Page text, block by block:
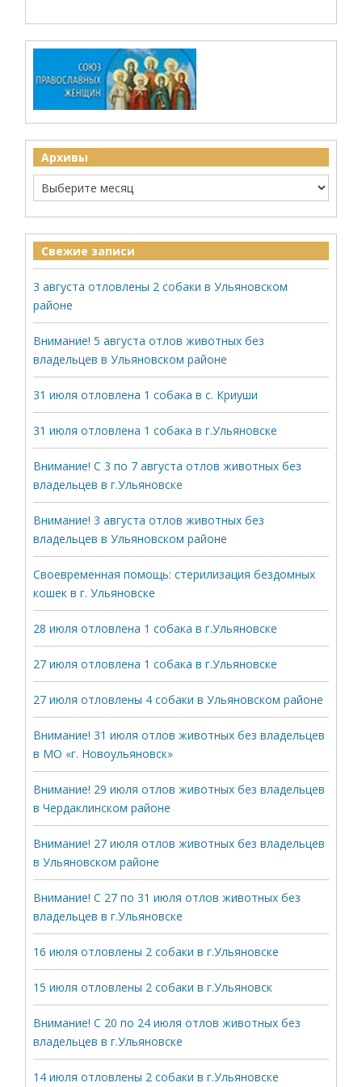
Архивы
Свежие записи
3 августа отловлены 2 собаки в Ульяновском
районе
Внимание! 5 августа отлов животных без
владельцев в Ульяновском районе
31 июля отловлена 1 собака в с. Криуши
31 июля отловлена 1 собака в г.Ульяновске
Внимание! С 3 по 7 августа отлов животных без
владельцев в г.Ульяновске
Внимание! 3 августа отлов животных без
владельцев в Ульяновском районе
Своевременная помощь: стерилизация бездомных
кошек в г. Ульяновске
28 июля отловлена 1 собака в г.Ульяновске
27 июля отловлена 1 собака в г.Ульяновске
27 июля отловлены 4 собаки в Ульяновском районе
Внимание! 31 июля отлов животных без владельцев
в МО «г. Новоульяновск»
Внимание! 29 июля отлов животных без владельцев
в Чердаклинском районе
Внимание! 27 июля отлов животных без владельцев
в Ульяновском районе
Внимание! С 27 по 31 июля отлов животных без
владельцев в г.Ульяновске
16 июля отловлены 2 собаки в г.Ульяновске
15 июля отловлены 2 собаки в г.Ульяновск
Внимание! С 20 по 24 июля отлов животных без
владельцев в г.Ульяновске
14 июля отловлены 2 собаки в г.Ульяновске